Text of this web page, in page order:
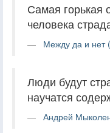
Самая горькая
человека
Между да и нет
Люди будут
научатся
Андрей